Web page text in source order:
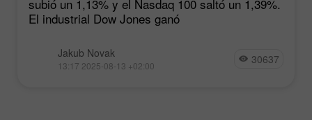
subió un 1,13% y el Nasdaq 100 saltó un 1,39%.
El industrial Dow Jones ganó
Jakub Novak
13:17 2025-08-13 +02:00 30637